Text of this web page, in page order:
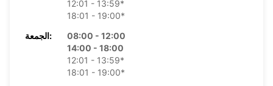
12:01 - 13:59*
18:01 - 19:00*
الجمعة:
08:00 - 12:00
14:00 - 18:00
12:01 - 13:59*
18:01 - 19:00*